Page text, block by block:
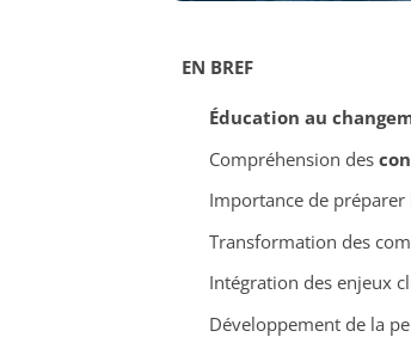
EN BREF
Éducation au
Compréhension des
Importance de préparer
Transformation des
Intégration des enjeux
Développement de la